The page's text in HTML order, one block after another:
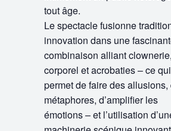
tout âge.
Le spectacle fusionne
innovation dans une
combinaison alliant
corporel et acrobaties – ce qui
permet de faire des
métaphores, d’amplifier les
émotions – et l’utilisation